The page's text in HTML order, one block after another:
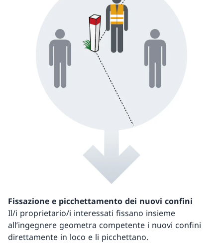
Fissazione e picchettamento dei nuovi confini
Il/i proprietario/i interessati fissano insieme
all’ingegnere geometra competente i nuovi confini
direttamente in loco e li picchettano.